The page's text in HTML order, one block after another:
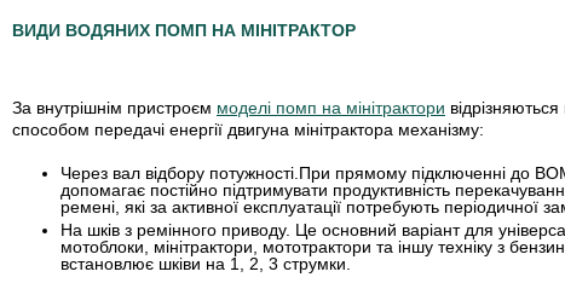
ВИДИ ВОДЯНИХ ПОМП НА МІНІТРАКТОР
За внутрішнім пристроєм моделі помп на мінітрактори
способом передачі енергії двигуна мінітрактора механізму:
Через вал відбору потужності. При прямому підключенні до
допомагає постійно підтримувати продуктивність
ремені, які за активної експлуатації потребують періодичної
На шків з ремінного приводу. Це основний варіант для
мотоблоки, мінітрактори, мототрактори та іншу техніку з
встановлює шківи на 1, 2, 3 струмки.